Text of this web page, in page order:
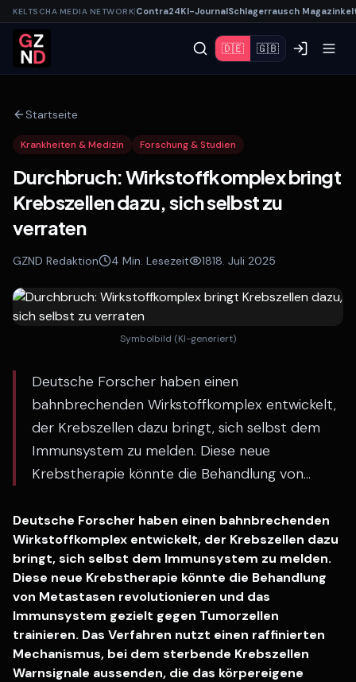
KELTSCHA MEDIA NETWORK|Contra24KI-JournalSchlagerrausch Magazin
🇩🇪 🇬🇧
Startseite
Krankheiten & Medizin Forschung & Studien
Durchbruch: Wirkstoffkomplex bringt
Krebszellen dazu, sich selbst zu
verraten
GZND Redaktion 4 Min. Lesezeit 1818. Juli 2025
Symbolbild (KI-generiert)
Deutsche Forscher haben einen
bahnbrechenden Wirkstoffkomplex entwickelt,
der Krebszellen dazu bringt, sich selbst dem
Immunsystem zu melden. Diese neue
Krebstherapie könnte die Behandlung von...
Deutsche Forscher haben einen bahnbrechenden
Wirkstoffkomplex entwickelt, der Krebszellen dazu
bringt, sich selbst dem Immunsystem zu melden.
Diese neue Krebstherapie könnte die Behandlung
von Metastasen revolutionieren und das
Immunsystem gezielt gegen Tumorzellen
trainieren. Das Verfahren nutzt einen raffinierten
Mechanismus, bei dem sterbende Krebszellen
Warnsignale aussenden, die das körpereigene